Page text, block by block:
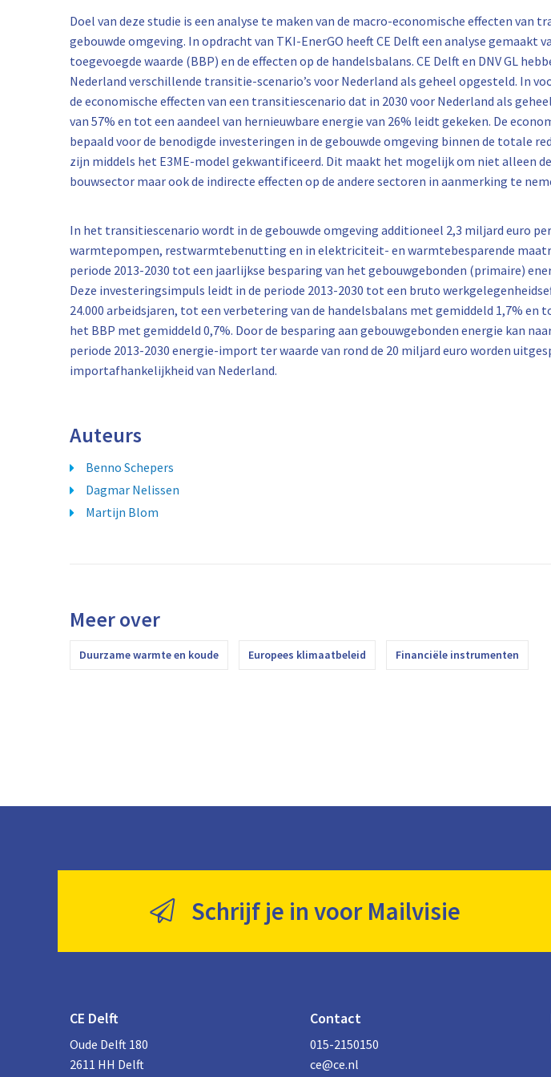
Doel van deze studie is een analyse te maken van de macro-economische effecten van
gebouwde omgeving. In opdracht van TKI-EnerGO heeft CE Delft een analyse gemaakt
toegevoegde waarde (BBP) en de effecten op de handelsbalans. CE Delft en DNV GL
Nederland verschillende transitie-scenario’s voor Nederland als geheel opgesteld. In
de economische effecten van een transitiescenario dat in 2030 voor Nederland als
van 57% en tot een aandeel van hernieuwbare energie van 26% leidt gekeken. De
bepaald voor de benodigde investeringen in de gebouwde omgeving binnen de totale
zijn middels het E3ME-model gekwantificeerd. Dit maakt het mogelijk om niet alleen
bouwsector maar ook de indirecte effecten op de andere sectoren in aanmerking te
In het transitiescenario wordt in de gebouwde omgeving additioneel 2,3 miljard euro
warmtepompen, restwarmtebenutting en in elektriciteit- en warmtebesparende
periode 2013-2030 tot een jaarlijkse besparing van het gebouwgebonden (primaire)
Deze investeringsimpuls leidt in de periode 2013-2030 tot een bruto
24.000 arbeidsjaren, tot een verbetering van de handelsbalans met gemiddeld 1,7% en
het BBP met gemiddeld 0,7%. Door de besparing aan gebouwgebonden energie kan
periode 2013-2030 energie-import ter waarde van rond de 20 miljard euro worden
importafhankelijkheid van Nederland.
Auteurs
Benno Schepers
Dagmar Nelissen
Martijn Blom
Meer over
Duurzame warmte en koude Europees klimaatbeleid Financiële instrumenten
Schrijf je in voor Mailvisie
CE Delft
Oude Delft 180
2611 HH Delft
Contact
015-2150150
ce@ce.nl